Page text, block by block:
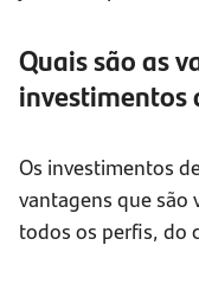
Quais são as
investimentos
Os investimentos
vantagens que são
todos os perfis, do